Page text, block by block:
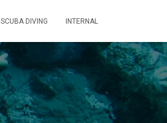
SCUBA DIVING INTERNAL